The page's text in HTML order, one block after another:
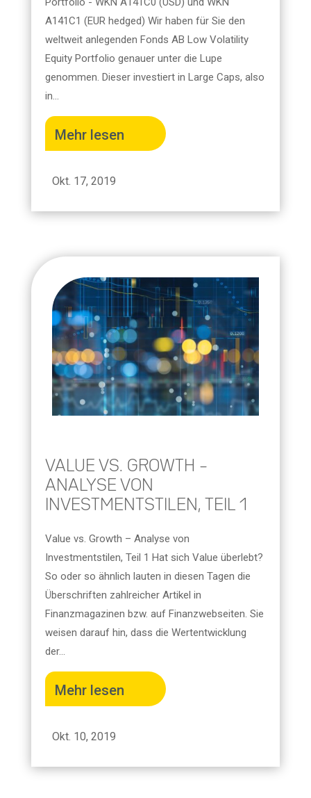
A141C1 (EUR hedged) Wir haben für Sie den
weltweit anlegenden Fonds AB Low Volatility
Equity Portfolio genauer unter die Lupe
genommen. Dieser investiert in Large Caps, also
in...
Mehr lesen
Okt. 17, 2019
VALUE VS. GROWTH –
ANALYSE VON
INVESTMENTSTILEN, TEIL 1
Value vs. Growth – Analyse von
Investmentstilen, Teil 1 Hat sich Value überlebt?
So oder so ähnlich lauten in diesen Tagen die
Überschriften zahlreicher Artikel in
Finanzmagazinen bzw. auf Finanzwebseiten. Sie
weisen darauf hin, dass die Wertentwicklung
der...
Mehr lesen
Okt. 10, 2019